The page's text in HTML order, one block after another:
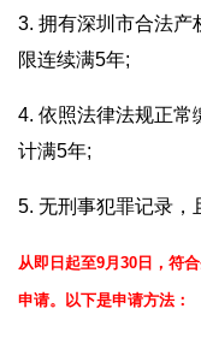
3. 拥有深圳市合法产
限连续满5年;
4. 依照法律法规正常
计满5年;
5. 无刑事犯罪记录，
从即日起至9月30日，符
申请。以下是申请方法：